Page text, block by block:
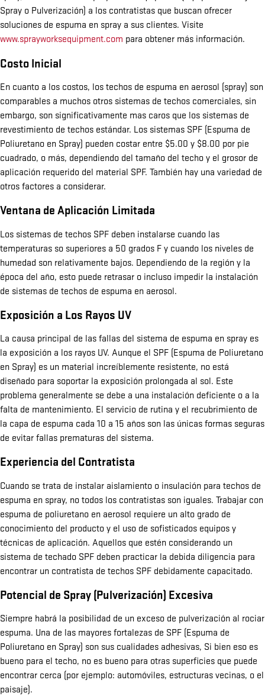
Spray o Pulverización) a los contratistas que buscan ofrecer
soluciones de espuma en spray a sus clientes. Visite
www.sprayworksequipment.com para obtener más información.
Costo Inicial
En cuanto a los costos, los techos de espuma en aerosol (spray) son
comparables a muchos otros sistemas de techos comerciales, sin
embargo, son significativamente mas caros que los sistemas de
revestimiento de techos estándar. Los sistemas SPF (Espuma de
Poliuretano en Spray) pueden costar entre $5.00 y $8.00 por pie
cuadrado, o más, dependiendo del tamaño del techo y el grosor de
aplicación requerido del material SPF. También hay una variedad de
otros factores a considerar.
Ventana de Aplicación Limitada
Los sistemas de techos SPF deben instalarse cuando las
temperaturas so superiores a 50 grados F y cuando los niveles de
humedad son relativamente bajos. Dependiendo de la región y la
época del año, esto puede retrasar o incluso impedir la instalación
de sistemas de techos de espuma en aerosol.
Exposición a Los Rayos UV
La causa principal de las fallas del sistema de espuma en spray es
la exposición a los rayos UV. Aunque el SPF (Espuma de Poliuretano
en Spray) es un material increíblemente resistente, no está
diseñado para soportar la exposición prolongada al sol. Este
problema generalmente se debe a una instalación deficiente o a la
falta de mantenimiento. El servicio de rutina y el recubrimiento de
la capa de espuma cada 10 a 15 años son las únicas formas seguras
de evitar fallas prematuras del sistema.
Experiencia del Contratista
Cuando se trata de instalar aislamiento o insulación para techos de
espuma en spray, no todos los contratistas son iguales. Trabajar con
espuma de poliuretano en aerosol requiere un alto grado de
conocimiento del producto y el uso de sofisticados equipos y
técnicas de aplicación. Aquellos que estén considerando un
sistema de techado SPF deben practicar la debida diligencia para
encontrar un contratista de techos SPF debidamente capacitado.
Potencial de Spray (Pulverización) Excesiva
Siempre habrá la posibilidad de un exceso de pulverización al rociar
espuma. Una de las mayores fortalezas de SPF (Espuma de
Poliuretano en Spray) son sus cualidades adhesivas, Si bien eso es
bueno para el techo, no es bueno para otras superficies que puede
encontrar cerca (por ejemplo: automóviles, estructuras vecinas, o el
paisaje).